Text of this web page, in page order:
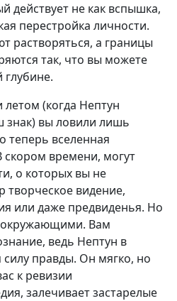
действует не как вспышка,
перестройка личности.
растворяться, а границы
так, что вы можете
глубине.
(когда Нептун
вы ловили лишь
теперь вселенная
времени, могут
о которых вы не
творческое видение,
или даже предвиденья. Но
окружающими. Вам
ведь Нептун в
правды. Он мягко, но
к ревизии
залечивает застарелые